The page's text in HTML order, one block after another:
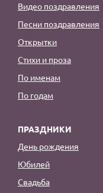
Видео поздравления
Песни поздравления
Открытки
Стихи и проза
По именам
По годам
ПРАЗДНИКИ
День рождения
Юбилей
Свадьба